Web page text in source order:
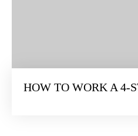
HOW TO WORK A 4-